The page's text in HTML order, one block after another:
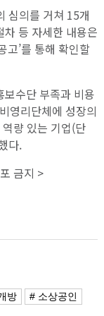
심의를 거쳐 15개
등 자세한 내용은
’를 통해 확인할
수단 부족과 비용
영리단체에 성장의
량 있는 기업(단
다.
금지 >
방
# 소상공인